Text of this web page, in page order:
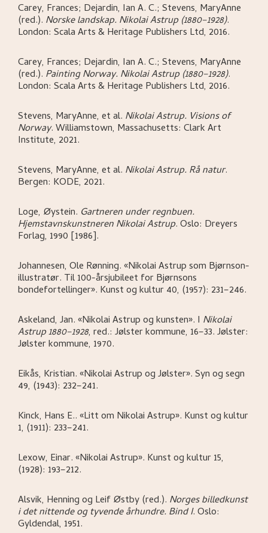
Carey, Frances; Dejardin, Ian A. C.; Stevens, MaryAnne
(red.). Norske landskap. Nikolai Astrup (1880–1928).
London: Scala Arts & Heritage Publishers Ltd, 2016.
Carey, Frances; Dejardin, Ian A. C.; Stevens, MaryAnne
(red.). Painting Norway. Nikolai Astrup (1880–1928).
London: Scala Arts & Heritage Publishers Ltd, 2016.
Stevens, MaryAnne, et al. Nikolai Astrup. Visions of
Norway.Williamstown, Massachusetts: Clark Art
Institute, 2021.
Stevens, MaryAnne, et al. Nikolai Astrup. Rå natur.
Bergen: KODE, 2021.
Loge, Øystein. Gartneren under regnbuen.
Hjemstavnskunstneren Nikolai Astrup.Oslo: Dreyers
Forlag, 1990 [1986].
Johannesen, Ole Rønning.«Nikolai Astrup som Bjørnson-
illustratør. Til 100-årsjubileet for Bjørnsons
bondefortellinger». Kunst og kultur 40, (1957): 231–246.
Askeland, Jan.«Nikolai Astrup og kunsten». I Nikolai
Astrup 1880–1928, red.: Jølster kommune, 16–33.Jølster:
Jølster kommune, 1970.
Eikås, Kristian.«Nikolai Astrup og Jølster».Syn og segn
49, (1943): 232–241.
Kinck, Hans E..«Litt om Nikolai Astrup». Kunst og kultur
1, (1911): 233–241.
Lexow, Einar.«Nikolai Astrup». Kunst og kultur 15,
(1928): 193–212.
Alsvik, Henning og Leif Østby (red.). Norges billedkunst
i det nittende og tyvende århundre. Bind I.Oslo:
Gyldendal, 1951.